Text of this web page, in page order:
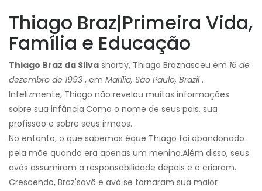
Thiago Braz|Primeira Vida,
Família e Educação
Thiago Braz da Silva shortly, Thiago Braznasceu em 16 de
dezembro de 1993 , em Marília, São Paulo, Brazil.
Infelizmente, Thiago não revelou muitas informações
sobre sua infância.Como o nome de seus pais, sua
profissão e sobre seus irmãos.
No entanto, o que sabemos éque Thiago foi abandonado
pela mãe quando era apenas um menino.Além disso, seus
avós assumiram a responsabilidade depois e o criaram.
Crescendo, Braz'savô e avó se tornaram sua maior